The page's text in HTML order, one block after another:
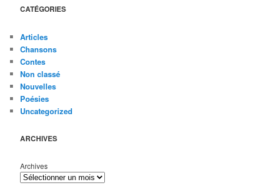
CATÉGORIES
Articles
Chansons
Contes
Non classé
Nouvelles
Poésies
Uncategorized
ARCHIVES
Archives